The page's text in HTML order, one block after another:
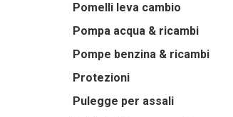
Pomelli leva cambio
Pompa acqua & ricambi
Pompe benzina & ricambi
Protezioni
Pulegge per assali